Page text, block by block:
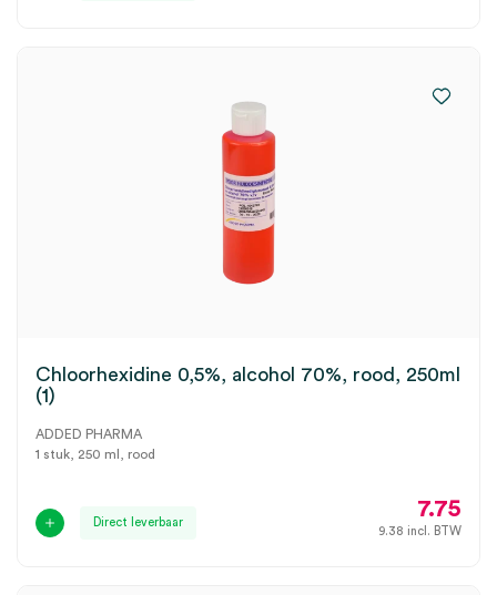
Chloorhexidine 0,5%, alcohol 70%, rood, 250ml
(1)
ADDED PHARMA
1 stuk, 250 ml, rood
Direct leverbaar
7.75
9.38 incl. BTW